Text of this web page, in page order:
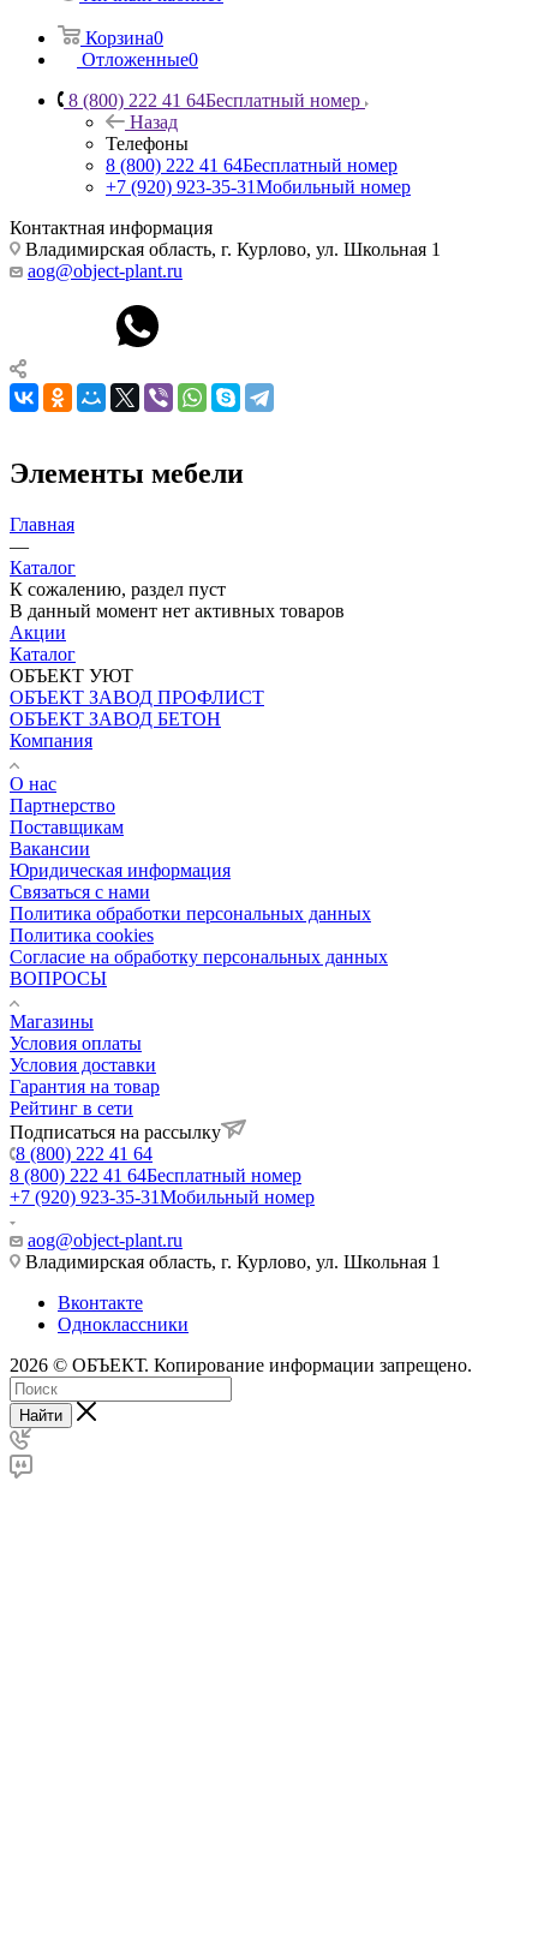
Корзина0
Отложенные0
8 (800) 222 41 64Бесплатный номер
Назад
Телефоны
8 (800) 222 41 64Бесплатный номер
+7 (920) 923-35-31Мобильный номер
Контактная информация
Владимирская область, г. Курлово, ул. Школьная 1
aog@object-plant.ru
Элементы мебели
Главная
—
Каталог
К сожалению, раздел пуст
В данный момент нет активных товаров
Акции
Каталог
ОБЪЕКТ УЮТ
ОБЪЕКТ ЗАВОД ПРОФЛИСТ
ОБЪЕКТ ЗАВОД БЕТОН
Компания
О нас
Партнерство
Поставщикам
Вакансии
Юридическая информация
Связаться с нами
Политика обработки персональных данных
Политика cookies
Согласие на обработку персональных данных
ВОПРОСЫ
Магазины
Условия оплаты
Условия доставки
Гарантия на товар
Рейтинг в сети
Подписаться на рассылку
8 (800) 222 41 64
8 (800) 222 41 64Бесплатный номер
+7 (920) 923-35-31Мобильный номер
aog@object-plant.ru
Владимирская область, г. Курлово, ул. Школьная 1
Вконтакте
Одноклассники
2026 © ОБЪЕКТ. Копирование информации запрещено.
Найти